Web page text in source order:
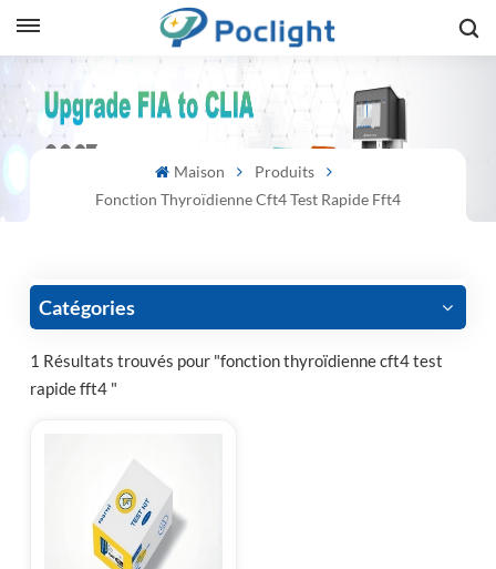
Maison
Produits
Fonction Thyroïdienne Cft4 Test Rapide Fft4
Catégories
1 Résultats trouvés pour "fonction thyroïdienne cft4 test
rapide fft4 "